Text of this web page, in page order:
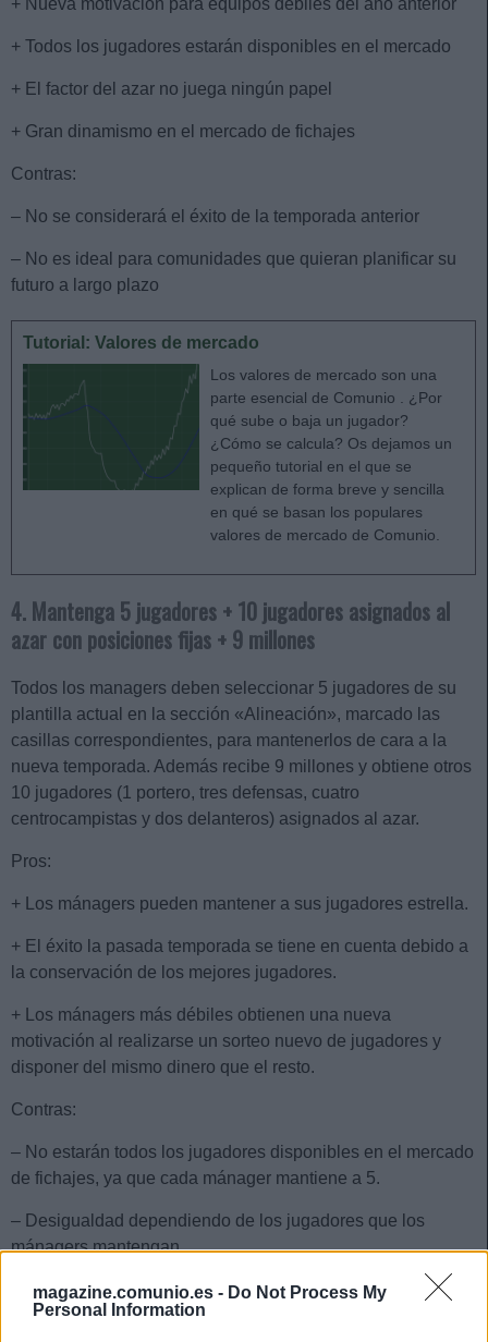
magazine.comunio.es - Do Not Process My
Personal Information
+ Nueva motivación para equipos débiles del año anterior
+ Todos los jugadores estarán disponibles en el mercado
+ El factor del azar no juega ningún papel
+ Gran dinamismo en el mercado de fichajes
Contras:
– No se considerará el éxito de la temporada anterior
– No es ideal para comunidades que quieran planificar su
futuro a largo plazo
Tutorial: Valores de mercado
Los valores de mercado son una
parte esencial de Comunio . ¿Por
qué sube o baja un jugador?
¿Cómo se calcula? Os dejamos un
pequeño tutorial en el que se
explican de forma breve y sencilla
en qué se basan los populares
valores de mercado de Comunio.
4. Mantenga 5 jugadores + 10 jugadores asignados al
azar con posiciones fijas + 9 millones
Todos los managers deben seleccionar 5 jugadores de su
plantilla actual en la sección «Alineación», marcado las
casillas correspondientes, para mantenerlos de cara a la
nueva temporada. Además recibe 9 millones y obtiene otros
10 jugadores (1 portero, tres defensas, cuatro
centrocampistas y dos delanteros) asignados al azar.
Pros:
+ Los mánagers pueden mantener a sus jugadores estrella.
+ El éxito la pasada temporada se tiene en cuenta debido a
la conservación de los mejores jugadores.
+ Los mánagers más débiles obtienen una nueva
motivación al realizarse un sorteo nuevo de jugadores y
disponer del mismo dinero que el resto.
Contras:
– No estarán todos los jugadores disponibles en el mercado
de fichajes, ya que cada mánager mantiene a 5.
– Desigualdad dependiendo de los jugadores que los
mánagers mantengan.
– No ideal para la planificación a largo plazo.